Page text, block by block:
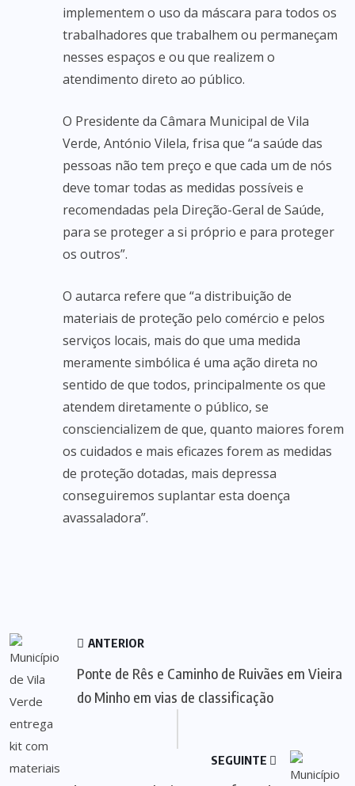
implementem o uso da máscara para todos os
trabalhadores que trabalhem ou permaneçam
nesses espaços e ou que realizem o
atendimento direto ao público.
O Presidente da Câmara Municipal de Vila
Verde, António Vilela, frisa que “a saúde das
pessoas não tem preço e que cada um de nós
deve tomar todas as medidas possíveis e
recomendadas pela Direção-Geral de Saúde,
para se proteger a si próprio e para proteger
os outros”.
O autarca refere que “a distribuição de
materiais de proteção pelo comércio e pelos
serviços locais, mais do que uma medida
meramente simbólica é uma ação direta no
sentido de que todos, principalmente os que
atendem diretamente o público, se
consciencializem de que, quanto maiores forem
os cuidados e mais eficazes forem as medidas
de proteção dotadas, mais depressa
conseguiremos suplantar esta doença
avassaladora”.
ANTERIOR
Ponte de Rês e Caminho de Ruivães em Vieira
do Minho em vias de classificação
SEGUINTE